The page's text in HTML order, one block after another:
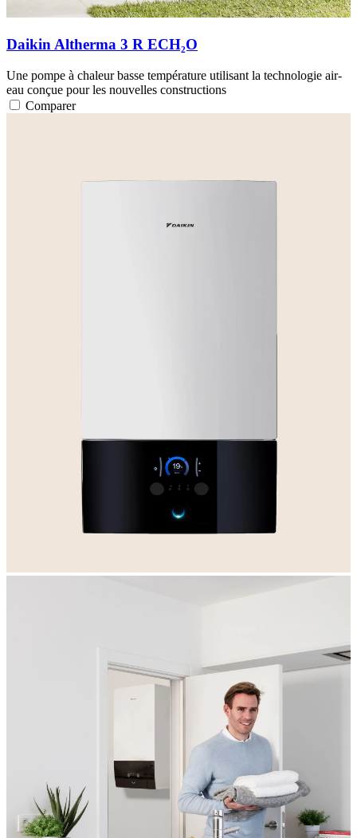
Daikin Altherma 3 R ECH₂O
Une pompe à chaleur basse température utilisant la technologie air-
eau conçue pour les nouvelles constructions
Comparer